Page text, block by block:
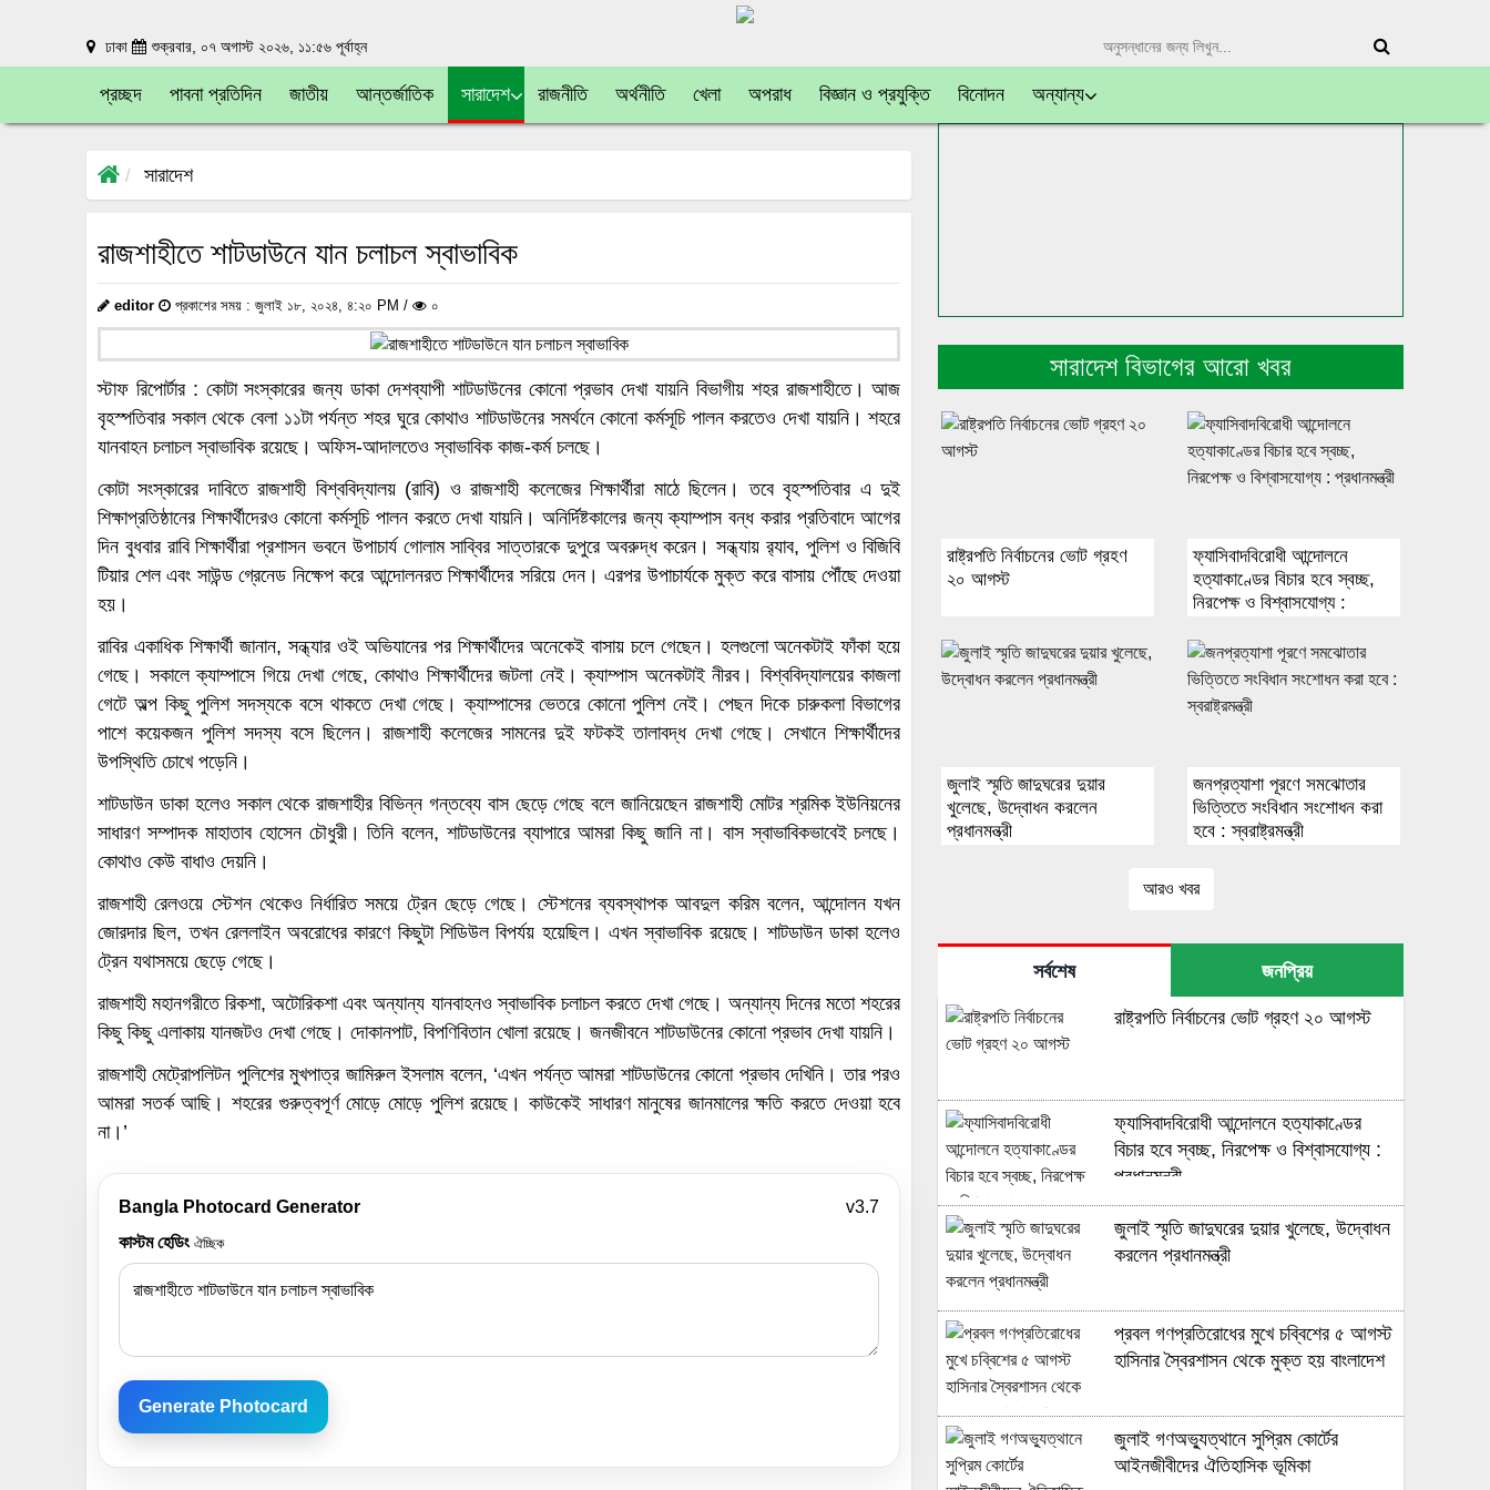
ঢাকা শুক্রবার, ০৭ অগাস্ট ২০২৬, ১১:৫৬ পূর্বাহ্ন
প্রচ্ছদ পাবনা প্রতিদিন জাতীয় আন্তর্জাতিক সারাদেশ রাজনীতি অর্থনীতি খেলা অপরাধ বিজ্ঞান ও প্রযুক্তি বিনোদন অন্যান্য
সারাদেশ
রাজশাহীতে শাটডাউনে যান চলাচল স্বাভাবিক
editor প্রকাশের সময় : জুলাই ১৮, ২০২৪, ৪:২০ PM / ০
স্টাফ রিপোর্টার : কোটা সংস্কারের জন্য ডাকা দেশব্যাপী শাটডাউনের কোনো প্রভাব দেখা যায়নি বিভাগীয় শহর রাজশাহীতে। আজ
বৃহস্পতিবার সকাল থেকে বেলা ১১টা পর্যন্ত শহর ঘুরে কোথাও শাটডাউনের সমর্থনে কোনো কর্মসূচি পালন করতেও দেখা যায়নি। শহরে
যানবাহন চলাচল স্বাভাবিক রয়েছে। অফিস-আদালতেও স্বাভাবিক কাজ-কর্ম চলছে।
কোটা সংস্কারের দাবিতে রাজশাহী বিশ্ববিদ্যালয় (রাবি) ও রাজশাহী কলেজের শিক্ষার্থীরা মাঠে ছিলেন। তবে বৃহস্পতিবার এ দুই
শিক্ষাপ্রতিষ্ঠানের শিক্ষার্থীদেরও কোনো কর্মসূচি পালন করতে দেখা যায়নি। অনির্দিষ্টকালের জন্য ক্যাম্পাস বন্ধ করার প্রতিবাদে আগের
দিন বুধবার রাবি শিক্ষার্থীরা প্রশাসন ভবনে উপাচার্য গোলাম সাব্বির সাত্তারকে দুপুরে অবরুদ্ধ করেন। সন্ধ্যায় র‍্যাব, পুলিশ ও বিজিবি
টিয়ার শেল এবং সাউন্ড গ্রেনেড নিক্ষেপ করে আন্দোলনরত শিক্ষার্থীদের সরিয়ে দেন। এরপর উপাচার্যকে মুক্ত করে বাসায় পৌঁছে দেওয়া
হয়।
রাবির একাধিক শিক্ষার্থী জানান, সন্ধ্যার ওই অভিযানের পর শিক্ষার্থীদের অনেকেই বাসায় চলে গেছেন। হলগুলো অনেকটাই ফাঁকা হয়ে
গেছে। সকালে ক্যাম্পাসে গিয়ে দেখা গেছে, কোথাও শিক্ষার্থীদের জটলা নেই। ক্যাম্পাস অনেকটাই নীরব। বিশ্ববিদ্যালয়ের কাজলা
গেটে অল্প কিছু পুলিশ সদস্যকে বসে থাকতে দেখা গেছে। ক্যাম্পাসের ভেতরে কোনো পুলিশ নেই। পেছন দিকে চারুকলা বিভাগের
পাশে কয়েকজন পুলিশ সদস্য বসে ছিলেন। রাজশাহী কলেজের সামনের দুই ফটকই তালাবদ্ধ দেখা গেছে। সেখানে শিক্ষার্থীদের
উপস্থিতি চোখে পড়েনি।
শাটডাউন ডাকা হলেও সকাল থেকে রাজশাহীর বিভিন্ন গন্তব্যে বাস ছেড়ে গেছে বলে জানিয়েছেন রাজশাহী মোটর শ্রমিক ইউনিয়নের
সাধারণ সম্পাদক মাহাতাব হোসেন চৌধুরী। তিনি বলেন, শাটডাউনের ব্যাপারে আমরা কিছু জানি না। বাস স্বাভাবিকভাবেই চলছে।
কোথাও কেউ বাধাও দেয়নি।
রাজশাহী রেলওয়ে স্টেশন থেকেও নির্ধারিত সময়ে ট্রেন ছেড়ে গেছে। স্টেশনের ব্যবস্থাপক আবদুল করিম বলেন, আন্দোলন যখন
জোরদার ছিল, তখন রেললাইন অবরোধের কারণে কিছুটা শিডিউল বিপর্যয় হয়েছিল। এখন স্বাভাবিক রয়েছে। শাটডাউন ডাকা হলেও
ট্রেন যথাসময়ে ছেড়ে গেছে।
রাজশাহী মহানগরীতে রিকশা, অটোরিকশা এবং অন্যান্য যানবাহনও স্বাভাবিক চলাচল করতে দেখা গেছে। অন্যান্য দিনের মতো শহরের
কিছু কিছু এলাকায় যানজটও দেখা গেছে। দোকানপাট, বিপণিবিতান খোলা রয়েছে। জনজীবনে শাটডাউনের কোনো প্রভাব দেখা যায়নি।
রাজশাহী মেট্রোপলিটন পুলিশের মুখপাত্র জামিরুল ইসলাম বলেন, ‘এখন পর্যন্ত আমরা শাটডাউনের কোনো প্রভাব দেখিনি। তার পরও
আমরা সতর্ক আছি। শহরের গুরুত্বপূর্ণ মোড়ে মোড়ে পুলিশ রয়েছে। কাউকেই সাধারণ মানুষের জানমালের ক্ষতি করতে দেওয়া হবে
না।’
Bangla Photocard Generator
v3.7
কাস্টম হেডিং ঐচ্ছিক
Generate Photocard
সারাদেশ বিভাগের আরো খবর
রাষ্ট্রপতি নির্বাচনের ভোট গ্রহণ
২০ আগস্ট
ফ্যাসিবাদবিরোধী আন্দোলনে
হত্যাকাণ্ডের বিচার হবে স্বচ্ছ,
নিরপেক্ষ ও বিশ্বাসযোগ্য :
জুলাই স্মৃতি জাদুঘরের দুয়ার
খুলেছে, উদ্বোধন করলেন
প্রধানমন্ত্রী
জনপ্রত্যাশা পূরণে সমঝোতার
ভিত্তিতে সংবিধান সংশোধন করা
হবে : স্বরাষ্ট্রমন্ত্রী
আরও খবর
সর্বশেষ জনপ্রিয়
রাষ্ট্রপতি নির্বাচনের ভোট গ্রহণ ২০ আগস্ট
ফ্যাসিবাদবিরোধী আন্দোলনে হত্যাকাণ্ডের
বিচার হবে স্বচ্ছ, নিরপেক্ষ ও বিশ্বাসযোগ্য :
প্রধানমন্ত্রী
জুলাই স্মৃতি জাদুঘরের দুয়ার খুলেছে, উদ্বোধন
করলেন প্রধানমন্ত্রী
প্রবল গণপ্রতিরোধের মুখে চব্বিশের ৫ আগস্ট
হাসিনার স্বৈরশাসন থেকে মুক্ত হয় বাংলাদেশ
জুলাই গণঅভ্যুত্থানে সুপ্রিম কোর্টের
আইনজীবীদের ঐতিহাসিক ভূমিকা